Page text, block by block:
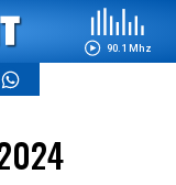
90.1 Mhz